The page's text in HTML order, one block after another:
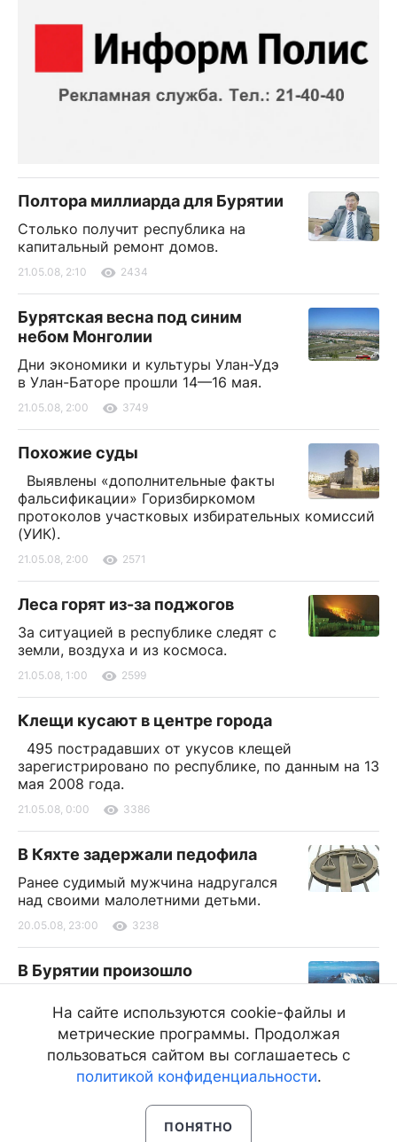
Полтора миллиарда для Бурятии
Столько получит республика на
капитальный ремонт домов.
21.05.08, 2:10 2434
Бурятская весна под синим
небом Монголии
Дни экономики и культуры Улан-Удэ
в Улан-Баторе прошли 14—16 мая.
21.05.08, 2:00 3749
Похожие суды
Выявлены «дополнительные факты
фальсификации» Горизбиркомом
протоколов участковых избирательных комиссий
(УИК).
21.05.08, 2:00 2571
Леса горят из-за поджогов
За ситуацией в республике следят с
земли, воздуха и из космоса.
21.05.08, 1:00 2599
Клещи кусают в центре города
495 пострадавших от укусов клещей
зарегистрировано по республике, по данным на 13
мая 2008 года.
21.05.08, 0:00 3386
В Кяхте задержали педофила
Ранее судимый мужчина надругался
над своими малолетними детьми.
20.05.08, 23:00 3238
В Бурятии произошло
землетрясение
Толчки наблюдались в течение
нескольких десятков секунд в 5 часов 43 минуты
по улан-удэнскому времени.
20.05.08, 15:00 3906
На сайте используются cookie-файлы и
метрические программы. Продолжая
пользоваться сайтом вы соглашаетесь с
политикой конфиденциальности.
ПОНЯТНО